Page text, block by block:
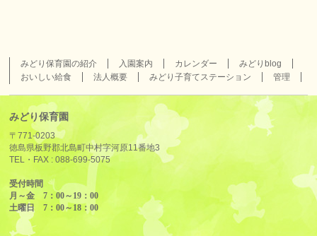
みどり保育園の紹介 入園案内 カレンダー
みどりblog
おいしい給食
法人概要 みどり子育てステーション 管理
みどり保育園
〒771-0203
徳島県板野郡北島町中村字河原11番地3
TEL・FAX :088-699-5075
受付時間
月～金 7：00～19：00
土曜日 7：00～18：00